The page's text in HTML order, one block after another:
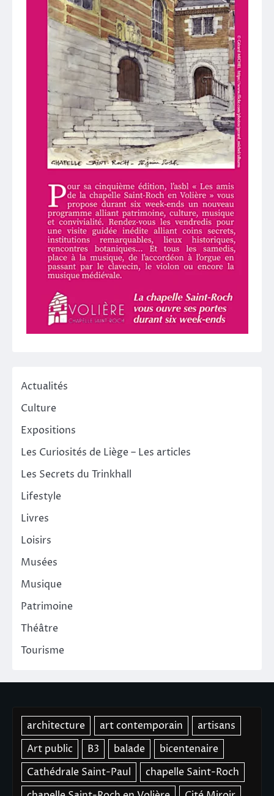
Actualités
Culture
Expositions
Les Curiosités de Liège – Les articles
Les Secrets du Trinkhall
Lifestyle
Livres
Loisirs
Musées
Musique
Patrimoine
Théâtre
Tourisme